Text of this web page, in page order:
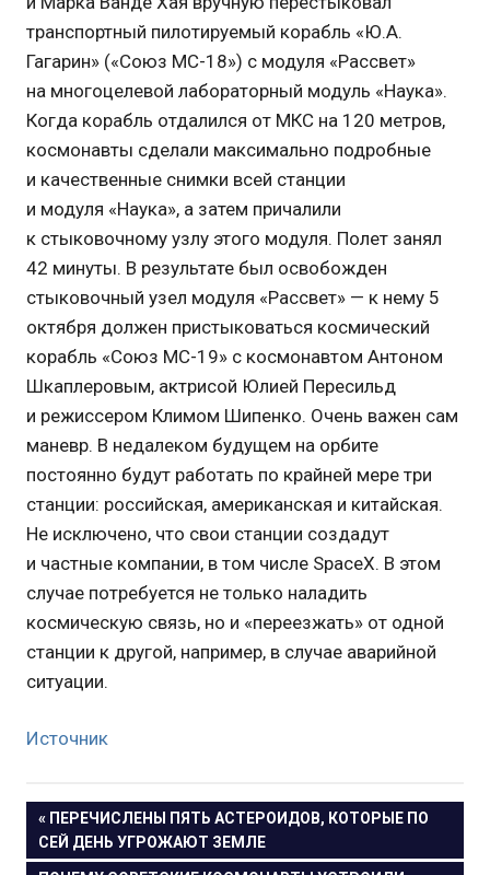
транспортный пилотируемый корабль «Ю.А.
Гагарин» («Союз МС-18») с модуля «Рассвет»
на многоцелевой лабораторный модуль «Наука».
Когда корабль отдалился от МКС на 120 метров,
космонавты сделали максимально подробные
и качественные снимки всей станции
и модуля «Наука», а затем причалили
к стыковочному узлу этого модуля. Полет занял
42 минуты. В результате был освобожден
стыковочный узел модуля «Рассвет» — к нему 5
октября должен пристыковаться космический
корабль «Союз МС-19» с космонавтом Антоном
Шкаплеровым, актрисой Юлией Пересильд
и режиссером Климом Шипенко. Очень важен сам
маневр. В недалеком будущем на орбите
постоянно будут работать по крайней мере три
станции: российская, американская и китайская.
Не исключено, что свои станции создадут
и частные компании, в том числе SpaceX. В этом
случае потребуется не только наладить
космическую связь, но и «переезжать» от одной
станции к другой, например, в случае аварийной
ситуации.
Источник
Навигация
по
ПРЕДЫДУЩАЯ
ЗАПИСЬ:
ПЕРЕЧИСЛЕНЫ ПЯТЬ АСТЕРОИДОВ, КОТОРЫЕ ПО
СЕЙ ДЕНЬ УГРОЖАЮТ ЗЕМЛЕ